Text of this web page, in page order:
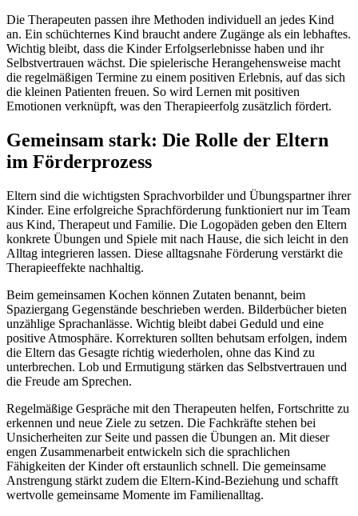
Die Therapeuten passen ihre Methoden individuell an jedes Kind
an. Ein schüchternes Kind braucht andere Zugänge als ein lebhaftes.
Wichtig bleibt, dass die Kinder Erfolgserlebnisse haben und ihr
Selbstvertrauen wächst. Die spielerische Herangehensweise macht
die regelmäßigen Termine zu einem positiven Erlebnis, auf das sich
die kleinen Patienten freuen. So wird Lernen mit positiven
Emotionen verknüpft, was den Therapieerfolg zusätzlich fördert.
Gemeinsam stark: Die Rolle der Eltern
im Förderprozess
Eltern sind die wichtigsten Sprachvorbilder und Übungspartner ihrer
Kinder. Eine erfolgreiche Sprachförderung funktioniert nur im Team
aus Kind, Therapeut und Familie. Die Logopäden geben den Eltern
konkrete Übungen und Spiele mit nach Hause, die sich leicht in den
Alltag integrieren lassen. Diese alltagsnahe Förderung verstärkt die
Therapieeffekte nachhaltig.
Beim gemeinsamen Kochen können Zutaten benannt, beim
Spaziergang Gegenstände beschrieben werden. Bilderbücher bieten
unzählige Sprachanlässe. Wichtig bleibt dabei Geduld und eine
positive Atmosphäre. Korrekturen sollten behutsam erfolgen, indem
die Eltern das Gesagte richtig wiederholen, ohne das Kind zu
unterbrechen. Lob und Ermutigung stärken das Selbstvertrauen und
die Freude am Sprechen.
Regelmäßige Gespräche mit den Therapeuten helfen, Fortschritte zu
erkennen und neue Ziele zu setzen. Die Fachkräfte stehen bei
Unsicherheiten zur Seite und passen die Übungen an. Mit dieser
engen Zusammenarbeit entwickeln sich die sprachlichen
Fähigkeiten der Kinder oft erstaunlich schnell. Die gemeinsame
Anstrengung stärkt zudem die Eltern-Kind-Beziehung und schafft
wertvolle gemeinsame Momente im Familienalltag.